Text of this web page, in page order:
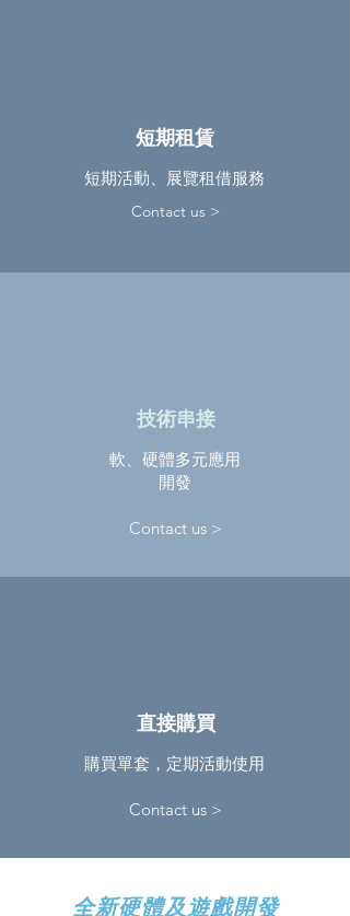
​短期租賃
短期活動、展覽租借服務
Contact us >
​技術串接
軟、硬體多元應用
開發
Contact us >
直接購買
購買單套，定期活動使用
Contact us >
​全新硬體及遊戲開發